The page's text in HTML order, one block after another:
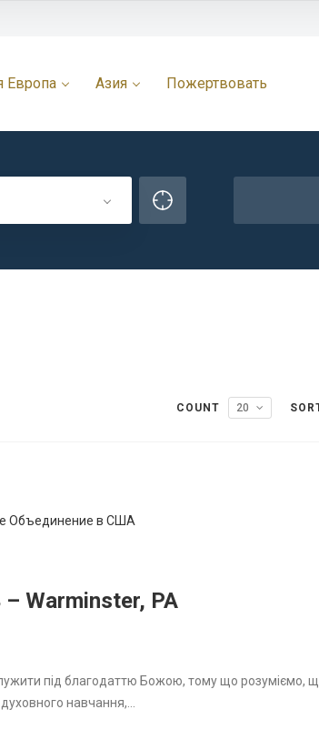
Европа Азия Пожертвовать
COUNT 20
Объединение в США
Warminster, PA
під благодаттю Божою, тому що розуміємо,
навчання,…